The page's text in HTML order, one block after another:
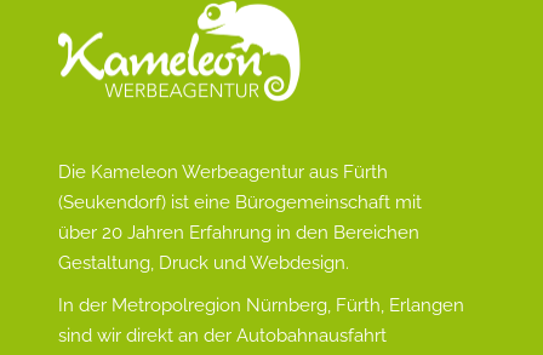
Die Kameleon Werbeagentur aus Fürth
(Seukendorf) ist eine Bürogemeinschaft mit
über 20 Jahren Erfahrung in den Bereichen
Gestaltung, Druck und Webdesign.
In der Metropolregion Nürnberg, Fürth, Erlangen
sind wir direkt an der Autobahnausfahrt